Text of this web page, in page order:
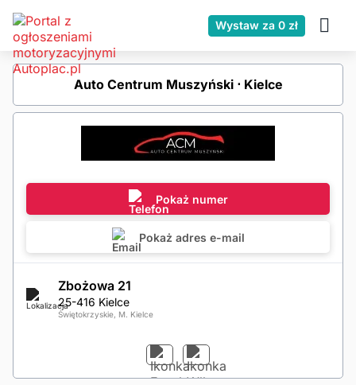
Wystaw za 0 zł
Auto Centrum Muszyński ⋅ Kielce
Pokaż numer
Pokaż adres e-mail
Zbożowa 21
25-416 Kielce
Świętokrzyskie, M. Kielce